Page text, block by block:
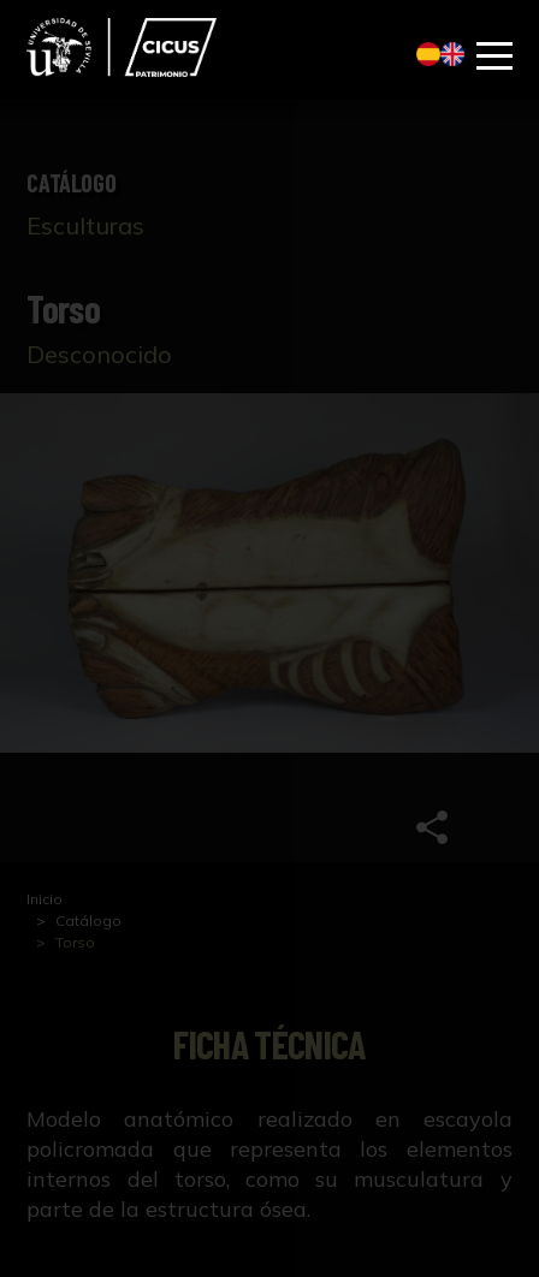
CATÁLOGO
Esculturas
Torso
Desconocido
Inicio
Catálogo
Torso
FICHA TÉCNICA
Modelo anatómico realizado en escayola
policromada que representa los elementos
internos del torso, como su musculatura y
parte de la estructura ósea.